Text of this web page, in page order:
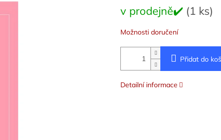
cena:
v prodejně✔️ (1 ks)
Možnosti doručení
Přidat do
Detailní informace